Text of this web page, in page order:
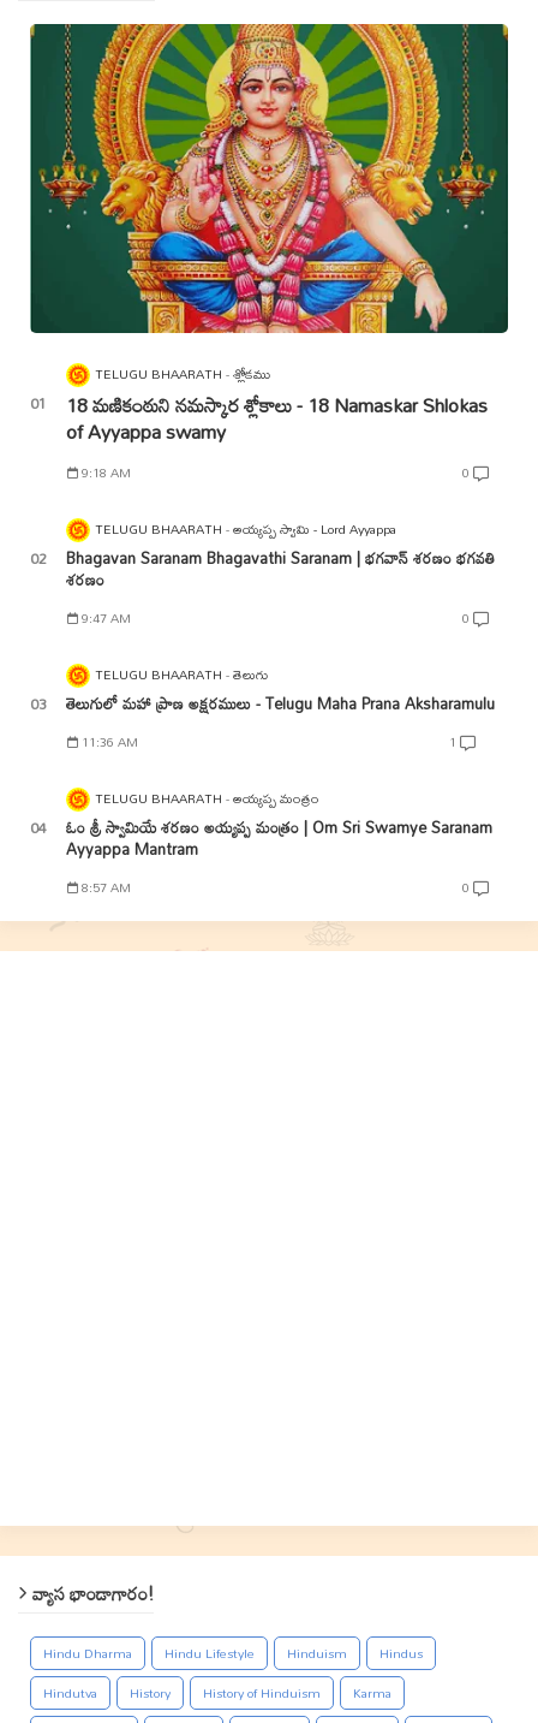
TELUGU BHAARATH శ్లోకము
18 మణికంఠుని నమస్కార శ్లోకాలు - 18 Namaskar Shlokas
of Ayyappa swamy
9:18 AM 0
TELUGU BHAARATH అయ్యప్ప స్వామి - Lord Ayyappa
Bhagavan Saranam Bhagavathi Saranam | భగవాన్ శరణం భగవతి
శరణం
9:47 AM 0
TELUGU BHAARATH తెలుగు
తెలుగులో మహా ప్రాణ అక్షరములు - Telugu Maha Prana Aksharamulu
11:36 AM 1
TELUGU BHAARATH అయ్యప్ప మంత్రం
ఓం శ్రీ స్వామియే శరణం అయ్యప్ప మంత్రం | Om Sri Swamye Saranam
Ayyappa Mantram
8:57 AM 0
వ్యాస భాండాగారం!
Hindu Dharma Hindu Lifestyle Hinduism
Hindus
Hindutva
History History of Hinduism
Karma